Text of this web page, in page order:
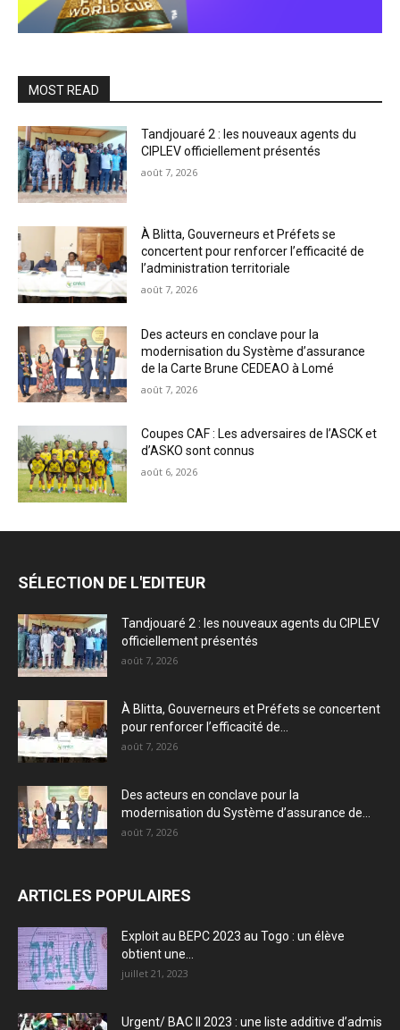
MOST READ
Tandjouaré 2 : les nouveaux agents du
CIPLEV officiellement présentés
août 7, 2026
À Blitta, Gouverneurs et Préfets se
concertent pour renforcer l’efficacité de
l’administration territoriale
août 7, 2026
Des acteurs en conclave pour la
modernisation du Système d’assurance
de la Carte Brune CEDEAO à Lomé
août 7, 2026
Coupes CAF : Les adversaires de l’ASCK et
d’ASKO sont connus
août 6, 2026
SÉLECTION DE L'EDITEUR
Tandjouaré 2 : les nouveaux agents du CIPLEV
officiellement présentés
août 7, 2026
À Blitta, Gouverneurs et Préfets se concertent
pour renforcer l’efficacité de...
août 7, 2026
Des acteurs en conclave pour la
modernisation du Système d’assurance de...
août 7, 2026
ARTICLES POPULAIRES
Exploit au BEPC 2023 au Togo : un élève
obtient une...
juillet 21, 2023
Urgent/ BAC II 2023 : une liste additive d’admis